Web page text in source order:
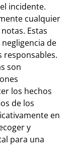
incidente.
cualquier
Estas
de
son
los hechos
de los
en
y
para una